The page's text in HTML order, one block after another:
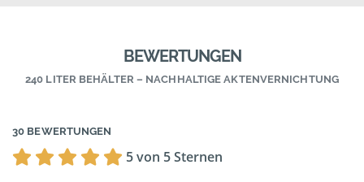
BEWERTUNGEN
240 LITER BEHÄLTER – NACHHALTIGE AKTENVERNICHTUNG
30 BEWERTUNGEN
5 von 5 Sternen